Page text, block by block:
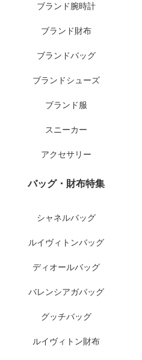
ブランド腕時計
ブランド財布
ブランドバッグ
ブランドシューズ
ブランド服
スニーカー
アクセサリー
バッグ・財布特集
シャネルバッグ
ルイヴィトンバッグ
ディオールバッグ
バレンシアガバッグ
グッチバッグ
ルイヴィトン財布